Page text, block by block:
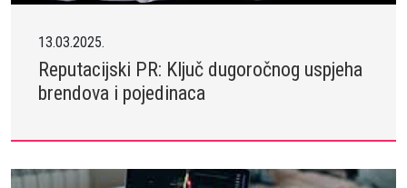
13.03.2025.
Reputacijski PR: Ključ dugoročnog uspjeha
brendova i pojedinaca